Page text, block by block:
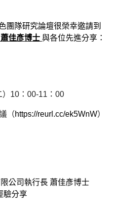
團隊研究論壇很榮幸邀請到
佳彥博士 與各位先進分享：
）10：00-11：00
（https://reurl.cc/ek5WnW）
公司執行長 蕭佳彥博士
驗分享